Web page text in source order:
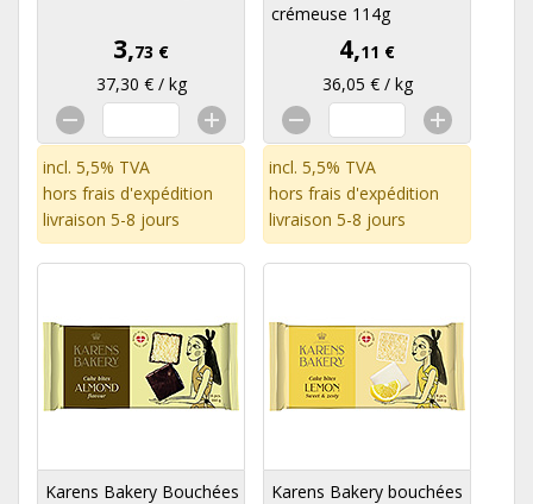
3,73 €
37,30 € / kg
incl. 5,5% TVA
hors frais d'expédition
livraison 5-8 jours
crémeuse 114g
4,11 €
36,05 € / kg
incl. 5,5% TVA
hors frais d'expédition
livraison 5-8 jours
Karens Bakery Bouchées
Karens Bakery bouchées